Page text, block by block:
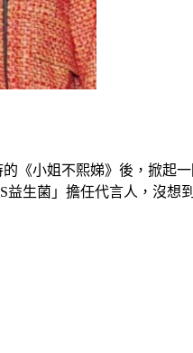
《小姐不熙娣》後，掀起
生菌」擔任代言人，沒想